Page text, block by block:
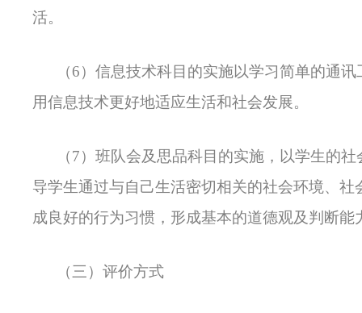
活。
（6）信息技术科目的实施以学习简单的通
用信息技术更好地适应生活和社会发展。
（7）班队会及思品科目的实施，以学生的
导学生通过与自己生活密切相关的社会环境、
成良好的行为习惯，形成基本的道德观及判断能
（三）评价方式